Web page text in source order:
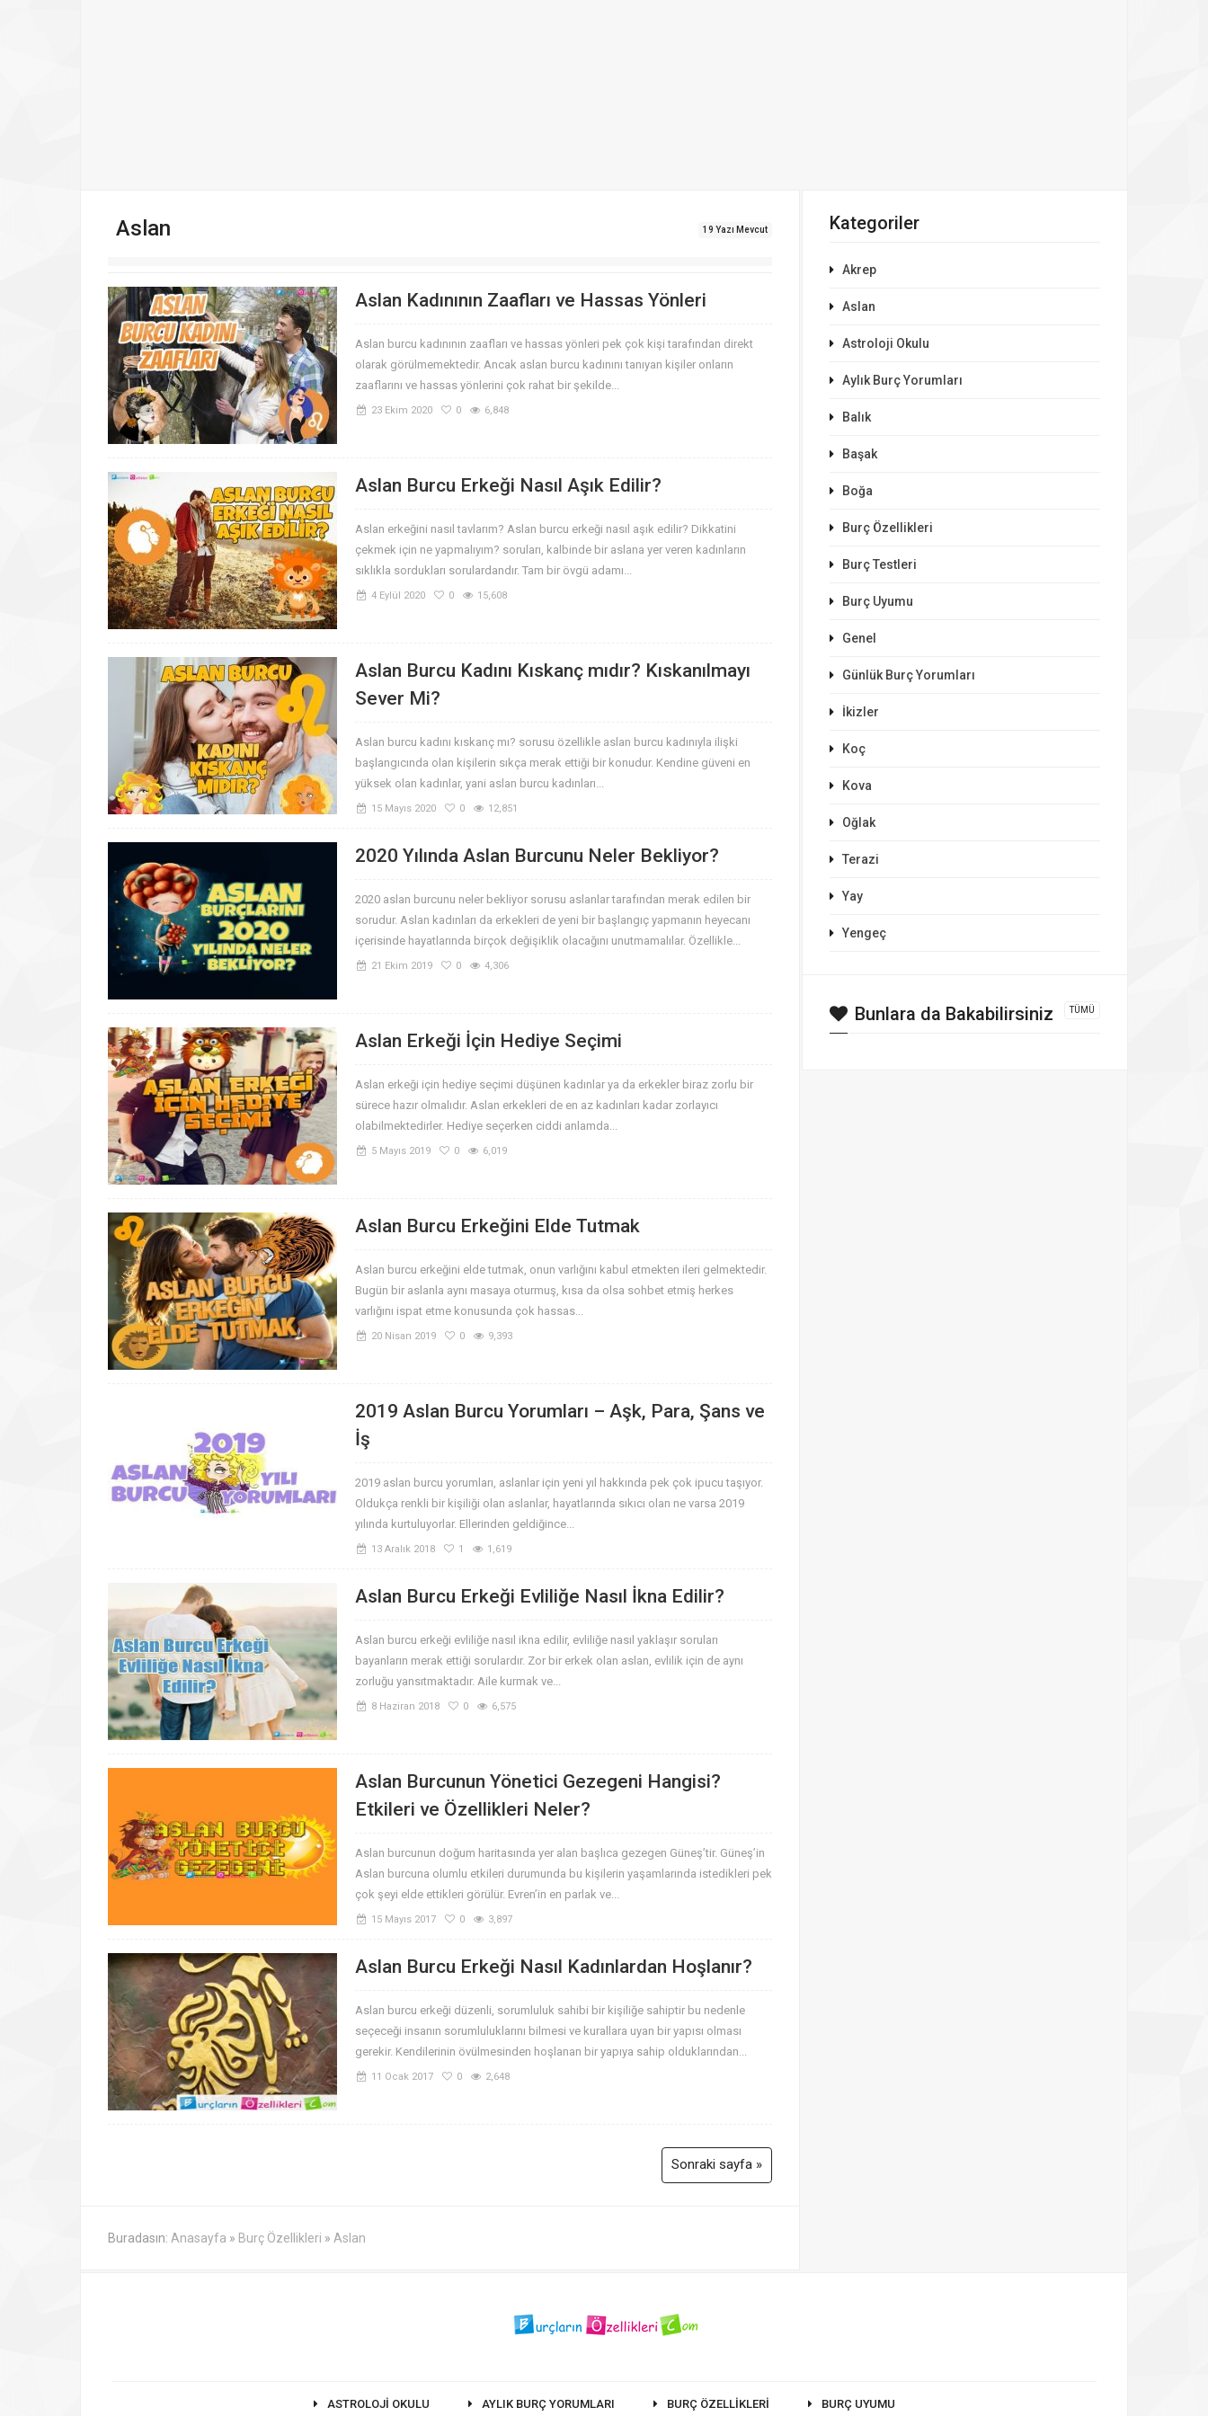
Aslan 19 Yazı Mevcut
Aslan Kadınının Zaafları ve Hassas Yönleri
Aslan burcu kadınının zaafları ve hassas yönleri pek çok kişi tarafından direkt
olarak görülmemektedir. Ancak aslan burcu kadınını tanıyan kişiler onların
zaaflarını ve hassas yönlerini çok rahat bir şekilde...
23 Ekim 2020 0 6,848
Aslan Burcu Erkeği Nasıl Aşık Edilir?
Aslan erkeğini nasıl tavlarım? Aslan burcu erkeği nasıl aşık edilir? Dikkatini
çekmek için ne yapmalıyım? soruları, kalbinde bir aslana yer veren kadınların
sıklıkla sordukları sorulardandır. Tam bir övgü adamı...
4 Eylül 2020 0 15,608
Aslan Burcu Kadını Kıskanç mıdır? Kıskanılmayı
Sever Mi?
Aslan burcu kadını kıskanç mı? sorusu özellikle aslan burcu kadınıyla ilişki
başlangıcında olan kişilerin sıkça merak ettiği bir konudur. Kendine güveni en
yüksek olan kadınlar, yani aslan burcu kadınları...
15 Mayıs 2020 0 12,851
2020 Yılında Aslan Burcunu Neler Bekliyor?
2020 aslan burcunu neler bekliyor sorusu aslanlar tarafından merak edilen bir
sorudur. Aslan kadınları da erkekleri de yeni bir başlangıç yapmanın heyecanı
içerisinde hayatlarında birçok değişiklik olacağını unutmamalılar. Özellikle...
21 Ekim 2019 0 4,306
Aslan Erkeği İçin Hediye Seçimi
Aslan erkeği için hediye seçimi düşünen kadınlar ya da erkekler biraz zorlu bir
sürece hazır olmalıdır. Aslan erkekleri de en az kadınları kadar zorlayıcı
olabilmektedirler. Hediye seçerken ciddi anlamda...
5 Mayıs 2019 0 6,019
Aslan Burcu Erkeğini Elde Tutmak
Aslan burcu erkeğini elde tutmak, onun varlığını kabul etmekten ileri gelmektedir.
Bugün bir aslanla aynı masaya oturmuş, kısa da olsa sohbet etmiş herkes
varlığını ispat etme konusunda çok hassas...
20 Nisan 2019 0 9,393
2019 Aslan Burcu Yorumları – Aşk, Para, Şans ve
İş
2019 aslan burcu yorumları, aslanlar için yeni yıl hakkında pek çok ipucu taşıyor.
Oldukça renkli bir kişiliği olan aslanlar, hayatlarında sıkıcı olan ne varsa 2019
yılında kurtuluyorlar. Ellerinden geldiğince...
13 Aralık 2018 1 1,619
Aslan Burcu Erkeği Evliliğe Nasıl İkna Edilir?
Aslan burcu erkeği evliliğe nasıl ikna edilir, evliliğe nasıl yaklaşır soruları
bayanların merak ettiği sorulardır. Zor bir erkek olan aslan, evlilik için de aynı
zorluğu yansıtmaktadır. Aile kurmak ve...
8 Haziran 2018 0 6,575
Aslan Burcunun Yönetici Gezegeni Hangisi?
Etkileri ve Özellikleri Neler?
Aslan burcunun doğum haritasında yer alan başlıca gezegen Güneş’tir. Güneş’in
Aslan burcuna olumlu etkileri durumunda bu kişilerin yaşamlarında istedikleri pek
çok şeyi elde ettikleri görülür. Evren’in en parlak ve...
15 Mayıs 2017 0 3,897
Aslan Burcu Erkeği Nasıl Kadınlardan Hoşlanır?
Aslan burcu erkeği düzenli, sorumluluk sahibi bir kişiliğe sahiptir bu nedenle
seçeceği insanın sorumluluklarını bilmesi ve kurallara uyan bir yapısı olması
gerekir. Kendilerinin övülmesinden hoşlanan bir yapıya sahip olduklarından...
11 Ocak 2017 0 2,648
Sonraki sayfa »
Buradasın: Anasayfa » Burç Özellikleri » Aslan
Kategoriler
Akrep
Aslan
Astroloji Okulu
Aylık Burç Yorumları
Balık
Başak
Boğa
Burç Özellikleri
Burç Testleri
Burç Uyumu
Genel
Günlük Burç Yorumları
İkizler
Koç
Kova
Oğlak
Terazi
Yay
Yengeç
Bunlara da Bakabilirsiniz TÜMÜ
ASTROLOJI OKULU AYLIK BURÇ YORUMLARI BURÇ ÖZELLIKLERI BURÇ UYUMU